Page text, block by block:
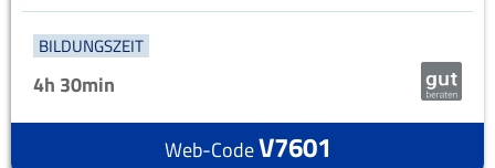
BILDUNGSZEIT
4h 30min
Web-CodeV7601